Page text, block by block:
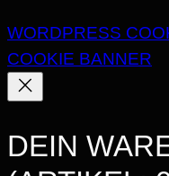
WORDPRESS
COOKIE BANNER
DEIN